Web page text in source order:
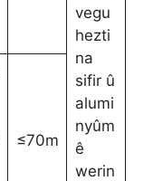
vegu
hezti
na
sifir û
alumi
nyûm
ê
werin
≤70m